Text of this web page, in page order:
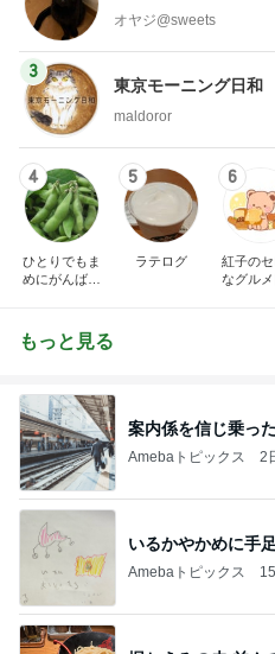
オヤジ@sweets
3
東京モーニング日和
maldoror
4
ひとりでもま
めにがんばる
5
ラテログ
6
紅子の
なグル
もっと見る
案内係を信じ乗っ
Amebaトピックス 2
いるかやかめに手
Amebaトピックス